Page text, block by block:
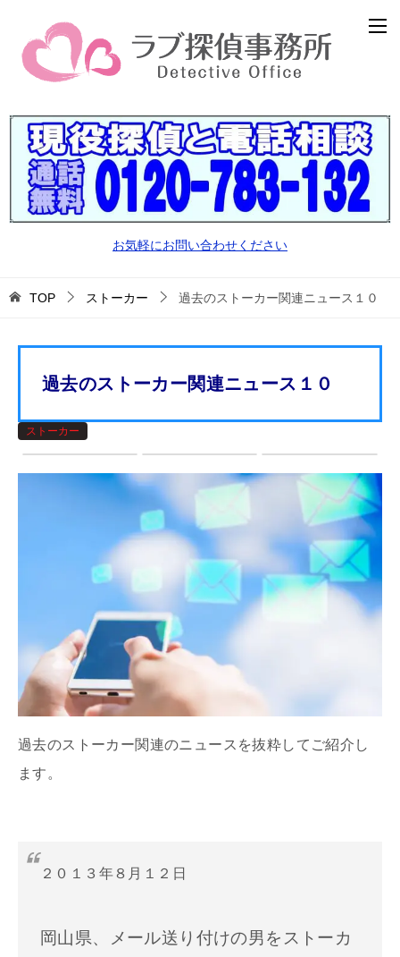
お気軽にお問い合わせください
TOP ストーカー 過去のストーカー関連ニュース１０
過去のストーカー関連ニュース１０
ストーカー
過去のストーカー関連のニュースを抜粋してご紹介し
ます。
２０１３年８月１２日
岡山県、メール送り付けの男をストーカ